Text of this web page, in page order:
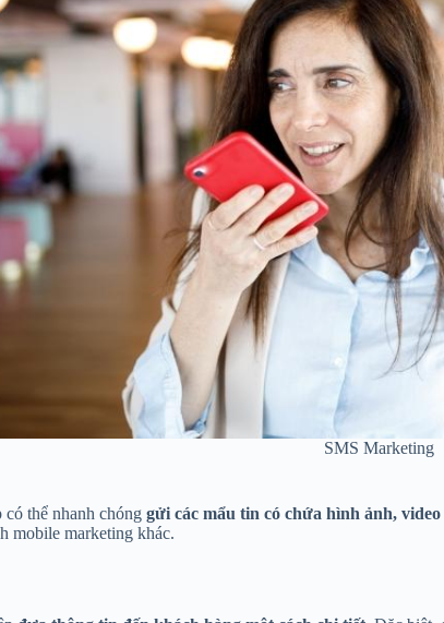
SMS Marketing
thể nhanh chóng gửi các mẩu tin có chứa hình ảnh,
mobile marketing khác.